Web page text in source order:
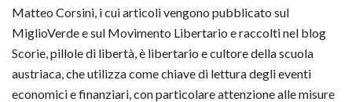
Matteo Corsini, i cui articoli vengono pubblicato sul
MiglioVerde e sul Movimento Libertario e raccolti nel blog
Scorie, pillole di libertà, è libertario e cultore della scuola
austriaca, che utilizza come chiave di lettura degli eventi
economici e finanziari, con particolare attenzione alle misure